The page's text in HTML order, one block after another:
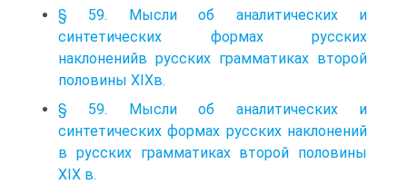
§ 59. Мысли об аналитических и
синтетических формах русских
наклоненийв русских грамматиках второй
половины XIXв.
§ 59. Мысли об аналитических и
синтетических формах русских наклонений
в русских грамматиках второй половины
XIX в.